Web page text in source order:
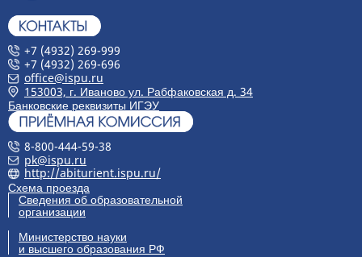
+7 (4932) 269-999
+7 (4932) 269-696
office@ispu.ru
153003, г. Иваново ул. Рабфаковская д. 34
Банковские реквизиты ИГЭУ
8-800-444-59-38
pk@ispu.ru
http://abiturient.ispu.ru/
Схема проезда
Сведения об образовательной
организации
Министерство науки
и высшего образования РФ